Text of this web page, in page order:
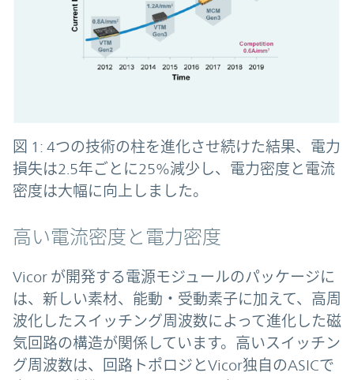
図 1: 4つの技術の柱を進化させ続けた結果、電力
損失は2.5年ごとに25%減少し、電力密度と電流
密度は大幅に向上しました。
高い電流密度と電力密度
Vicor が開発する電源モジュールのパッケージに
は、新しい素材、能動・受動素子に加えて、高周
波化したスイッチング周波数によって進化した磁
気回路の構造が関係しています。高いスイッチン
グ周波数は、回路トポロジとVicor独自のASICで